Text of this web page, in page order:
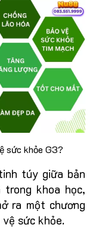
sức khỏe G3?
túy giữa bản
khoa học,
ra một chương
sức khỏe.